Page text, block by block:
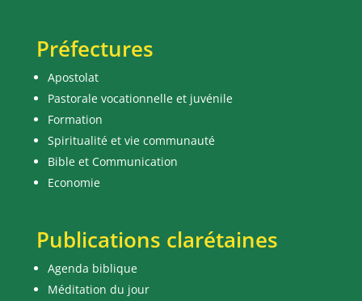
Préfectures
Apostolat
Pastorale vocationnelle et juvénile
Formation
Spiritualité et vie communauté
Bible et Communication
Economie
Publications clarétaines
Agenda biblique
Méditation du jour